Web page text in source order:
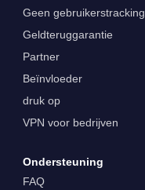
Geen gebruikerstracking
Geldteruggarantie
Partner
Beïnvloeder
druk op
VPN voor bedrijven
Ondersteuning
FAQ